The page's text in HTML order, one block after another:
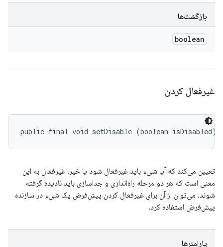
بازگشت‌ها
boolean
غیرفعال کردن
public final void setDisable (boolean isDisabled)
تعیین می‌کند که آیا شیء باید غیرفعال شود یا خیر. غیرفعال به این
معنی است که هر دو مرحله راه‌اندازی و جداسازی باید نادیده گرفته
شوند. می‌توان از آن برای غیرفعال کردن پیش‌فرض یک شیء در سازنده
پیش‌فرض استفاده کرد.
پارامترها